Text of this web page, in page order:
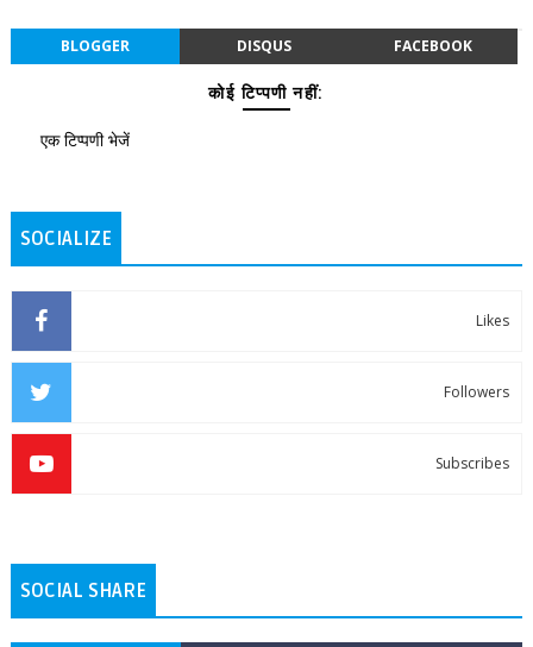
BLOGGER DISQUS FACEBOOK
कोई टिप्पणी नहीं:
एक टिप्पणी भेजें
SOCIALIZE
Likes
Followers
Subscribes
SOCIAL SHARE